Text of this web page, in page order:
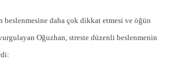
beslenmesine daha çok dikkat etmesi ve öğün
Oğuzhan, streste düzenli beslenmenin